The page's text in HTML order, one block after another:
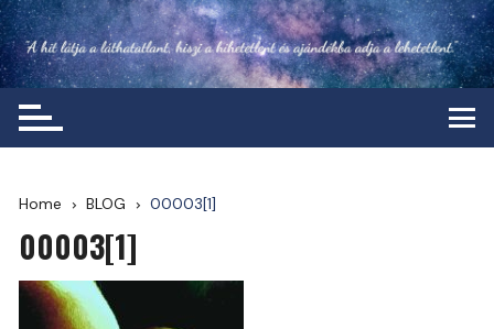
Skip
to
content
Home BLOG 00003[1]
00003[1]